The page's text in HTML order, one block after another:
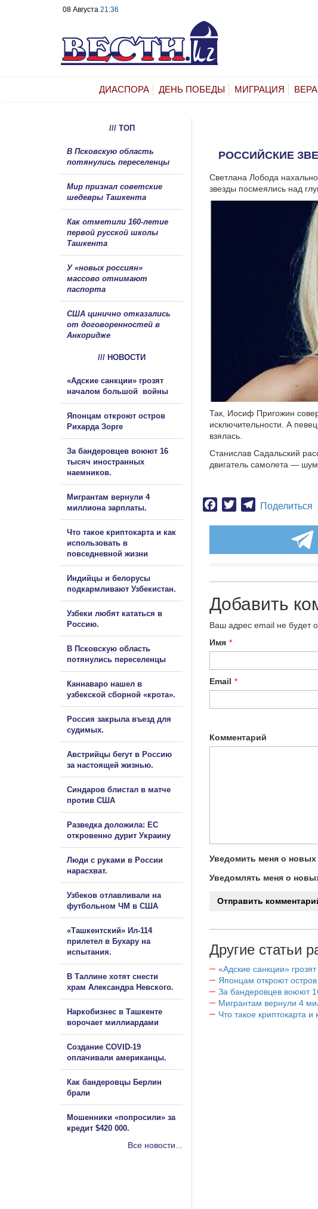
08 Августа 21:36
ДИАСПОРА ДЕНЬ ПОБЕДЫ МИГРАЦИЯ ВЕРА
РОССИЙСКИЕ
Светлана Лобода
звезды посмеялись над
Так, Иосиф Пригожин
исключительности. А
взялась.
Станислав Садальский
двигатель самолета —
Facebook
TwitterTelegram
Поделиться
Добавить
Ваш адрес email не будет
Имя *
Email *
Комментарий
Уведомить меня о новых
Уведомлять меня о
Другие статьи
«Адские санкции»
Японцам откроют
За бандеровцев воюют
Мигрантам вернули 4
Что такое криптокарта
/// ТОП
В Псковскую область
потянулись переселенцы
Мир признал советские
шедевры Ташкента
Как отметили 160-летие
первой русской школы
Ташкента
У «новых россиян»
массово отнимают
паспорта
США цинично отказались
от договоренностей в
Анкоридже
/// НОВОСТИ
«Адские санкции» грозят
началом большой войны
Японцам откроют остров
Рихарда Зорге
За бандеровцев воюют 16
тысяч иностранных
наемников.
Мигрантам вернули 4
миллиона зарплаты.
Что такое криптокарта и как
использовать в
повседневной жизни
Индийцы и белорусы
подкармливают Узбекистан.
Узбеки любят кататься в
Россию.
В Псковскую область
потянулись переселенцы
Каннаваро нашел в
узбекской сборной «крота».
Россия закрыла въезд для
судимых.
Австрийцы бегут в Россию
за настоящей жизнью.
Синдаров блистал в матче
против США
Разведка доложила: ЕС
откровенно дурит Украину
Люди с руками в России
нарасхват.
Узбеков отлавливали на
футбольном ЧМ в США
«Ташкентский» Ил-114
прилетел в Бухару на
испытания.
В Таллине хотят снести
храм Александра Невского.
Наркобизнес в Ташкенте
ворочает миллиардами
Создание COVID-19
оплачивали американцы.
Как бандеровцы Берлин
брали
Мошенники «попросили» за
кредит $420 000.
Все новости...